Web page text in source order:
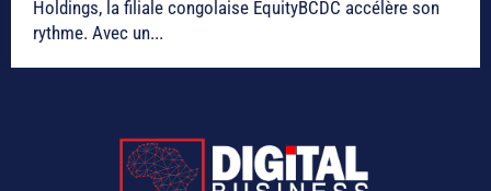
Holdings, la filiale congolaise EquityBCDC accélère son
rythme. Avec un...